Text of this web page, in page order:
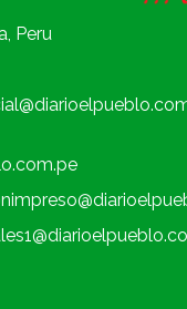
Peru